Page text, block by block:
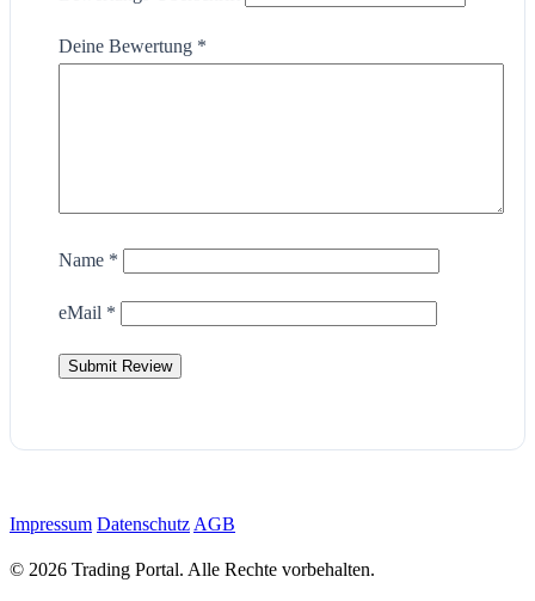
Deine Bewertung *
Name *
eMail *
Impressum Datenschutz AGB
© 2026 Trading Portal. Alle Rechte vorbehalten.